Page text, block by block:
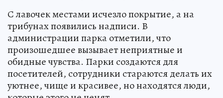
С лавочек местами исчезло покрытие, а на
трибунах появились надписи. В
администрации парка отметили, что
произошедшее вызывает неприятные и
обидные чувства. Парки создаются для
посетителей, сотрудники стараются делать их
уютнее, чище и красивее, но находятся люди,